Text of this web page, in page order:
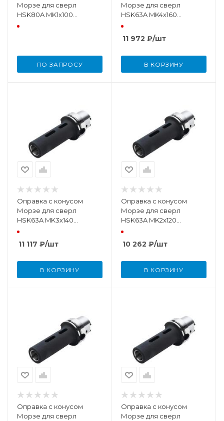
Морзе для сверл
HSK80A MK1х100
DIN69893
ПО ЗАПРОСУ
Морзе для сверл
HSK63A MK4х160
DIN69893
11 972 ₽/шт
В КОРЗИНУ
Оправка с конусом
Морзе для сверл
HSK63A MK3х140
DIN69893
11 117 ₽/шт
В КОРЗИНУ
Оправка с конусом
Морзе для сверл
HSK63A MK2х120
DIN69893
10 262 ₽/шт
В КОРЗИНУ
Оправка с конусом
Морзе для сверл
Оправка с конусом
Морзе для сверл